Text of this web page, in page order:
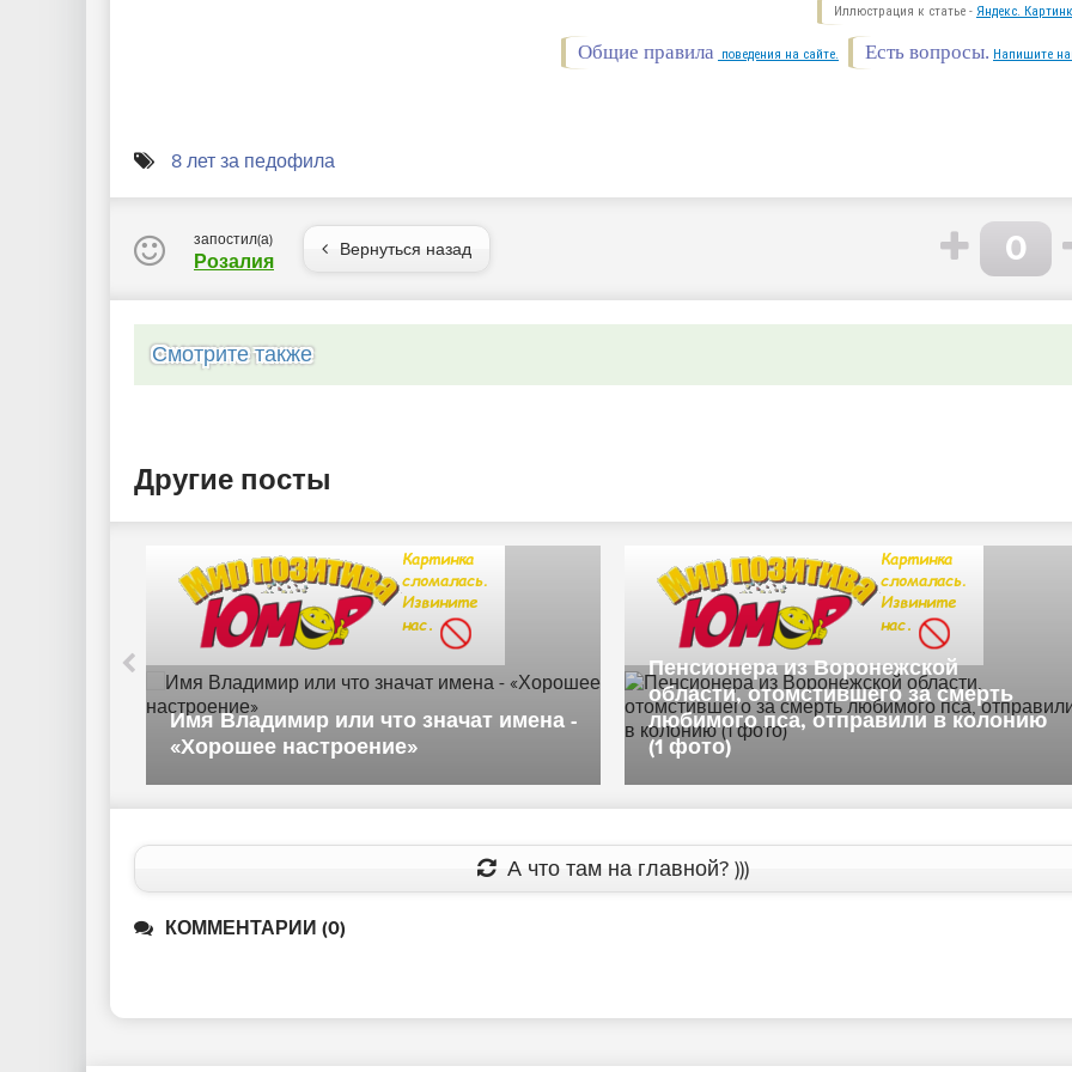
Иллюстрация к статье - Яндекс.
Есть вопросы. Напишите
Общие правила поведения на сайте.
8 лет за педофила
запостил(а)
Розалия
Вернуться назад 0
Смотрите также
Другие посты
Имя Владимир или что значат имена -
«Хорошее настроение»
Пенсионера из Воронежской
области, отомстившего за смерть
любимого пса, отправили в колонию
А что там на главной? )))
КОММЕНТАРИИ (0)